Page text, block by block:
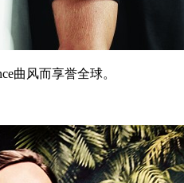
曲风而享誉全球。